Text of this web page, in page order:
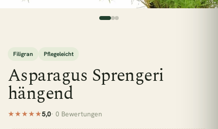
Filigran Pflegeleicht
Asparagus Sprengeri
hängend
★★★★★5,0· 0 Bewertungen
KATEGORIEN
Wohnzimmer